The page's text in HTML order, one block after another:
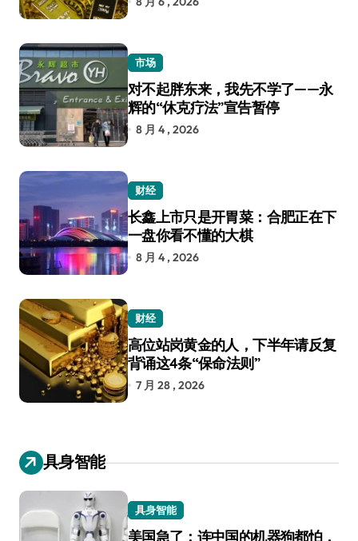
市场
对不起胖东来，我先不学了——永
辉的“休克疗法”宣告暂停
8 月 4 , 2026
财经
长鑫上市只是开胃菜：合肥正在下
一盘你看不懂的大棋
8 月 4 , 2026
财经
高位站岗黄金的人，下半年请反复
背诵这4条“保命法则”
7 月 28 , 2026
具身智能
具身智能
美国急了：连中国的机器狗都怕，